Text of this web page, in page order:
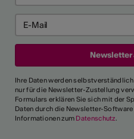
Ihre Daten werden
nur für die Newsletter-Zustellung
Formulars erklären Sie sich mit der
Daten durch die Newsletter-Software
Informationen zum Datenschutz.